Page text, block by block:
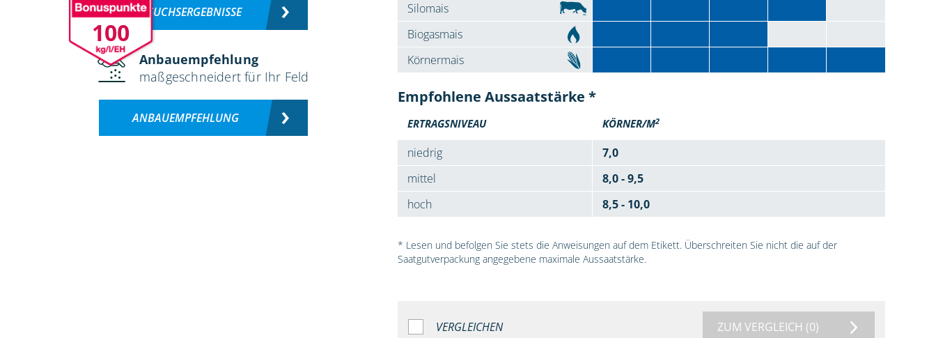
100
VERSUCHSERGEBNISSE
Anbauempfehlung
maßgeschneidert für Ihr Feld
ANBAUEMPFEHLUNG
Silomais
Biogasmais
Körnermais
Empfohlene Aussaatstärke *
ERTRAGSNIVEAU KÖRNER/M2
niedrig
7,0
mittel
8,0 - 9,5
hoch
8,5 - 10,0
* Lesen und befolgen Sie stets die Anweisungen auf dem Etikett. Überschreiten Sie nicht die auf der
Saatgutverpackung angegebene maximale Aussaatstärke.
VERGLEICHEN ZUM VERGLEICH (0)